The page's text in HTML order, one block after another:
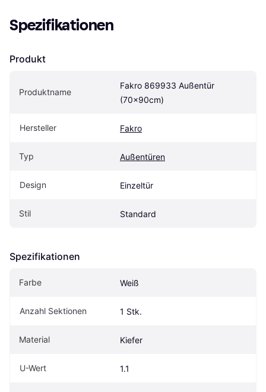
Spezifikationen
Produkt
Produktname
Fakro 869933 Außentür
(70x90cm)
Hersteller Fakro
Typ Außentüren
Design Einzeltür
Stil Standard
Spezifikationen
Farbe Weiß
Anzahl Sektionen 1 Stk.
Material Kiefer
U-Wert 1.1